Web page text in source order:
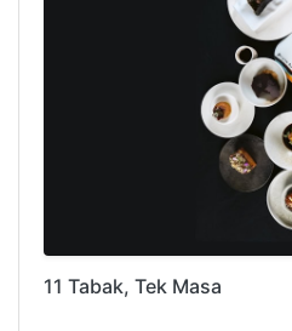
11 Tabak, Tek Masa